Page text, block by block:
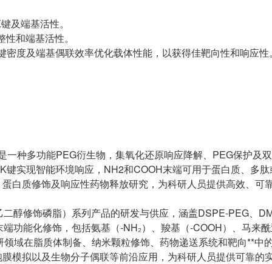
及端基活性。
和端基活性。
度及端基偶联效率优化载体性能，以获得佳靶向性和响应性
种多功能PEG衍生物，集氧化还原响应降解、PEG保护及
实现智能环境响应，NH2和COOH末端可用于蛋白质、多
白质修饰及响应性药物释放研究，为科研人员提供高效、可
醇修饰磷脂）系列产品的研发与供应，涵盖DSPE-PEG、
功能化修饰，包括氨基（-NH₂）、羧基（-COOH）、马来
域在脂质体制备、纳米颗粒修饰、药物递送系统和靶向**中
模拟以及生物分子偶联等前沿应用，为科研人员提供可靠的